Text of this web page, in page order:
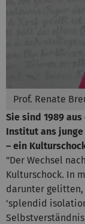
Prof. Renate
Sie sind 1989
Institut ans
– ein
"Der Wechsel
Kulturschock. In
darunter gelitten,
'splendid